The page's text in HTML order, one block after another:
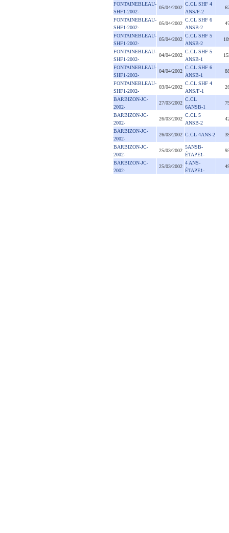
FONTAINEBLEAU-
SHF1-2002-
05/04/2002
C.CL SHF 4
ANS/F-2
FONTAINEBLEAU-
SHF1-2002-
05/04/2002
C.CL SHF 6
ANSB-2
FONTAINEBLEAU-
SHF1-2002-
05/04/2002
C.CL SHF 5
ANSB-2
FONTAINEBLEAU-
SHF1-2002-
04/04/2002
C.CL SHF 5
ANSB-1
FONTAINEBLEAU-
SHF1-2002-
04/04/2002
C.CL SHF 6
ANSB-1
FONTAINEBLEAU-
SHF1-2002-
03/04/2002
C.CL SHF 4
ANS/F-1
BARBIZON-JC-
2002-
27/03/2002
C.CL
6ANSB-1
BARBIZON-JC-
2002-
26/03/2002
C.CL 5
ANSB-2
BARBIZON-JC-
2002-
26/03/2002 C.CL 4ANS-2
BARBIZON-JC-
2002-
25/03/2002
5ANSB-
ÉTAPE1-
BARBIZON-JC-
2002-
25/03/2002
4 ANS-
ÉTAPE1-